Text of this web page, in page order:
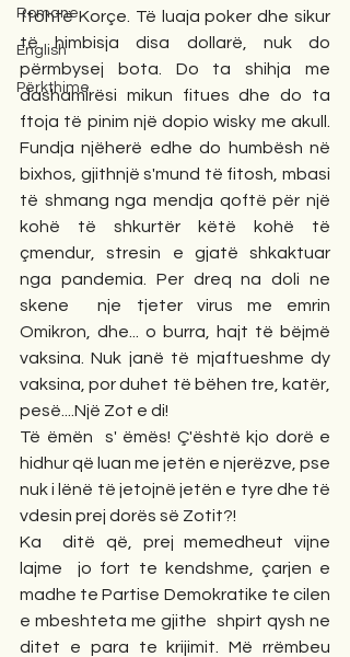
Romane
English
Përkthime
ftohtë Korçe. Të luaja poker dhe sikur
të himbisja disa dollarë, nuk do
përmbysej bota. Do ta shihja me
dashamirësi mikun fitues dhe do ta
ftoja të pinim një dopio wisky me akull.
Fundja njëherë edhe do humbësh në
bixhos, gjithnjë s'mund të fitosh, mbasi
të shmang nga mendja qoftë për një
kohë të shkurtër këtë kohë të
çmendur, stresin e gjatë shkaktuar
nga pandemia. Per dreq na doli ne
skene  nje tjeter virus me emrin
Omikron, dhe... o burra, hajt të bëjmë
vaksina. Nuk janë të mjaftueshme dy
vaksina, por duhet të bëhen tre, katër,
pesë....Një Zot e di!
Të ëmën  s' ëmës! Ç'është kjo dorë e
hidhur që luan me jetën e njerëzve, pse
nuk i lënë të jetojnë jetën e tyre dhe të
vdesin prej dorës së Zotit?!
Ka  ditë që, prej memedheut vijne
lajme  jo fort te kendshme, çarjen e
madhe te Partise Demokratike te cilen
e mbeshteta me gjithe  shpirt qysh ne
ditet e para te krijimit. Më rrëmbeu